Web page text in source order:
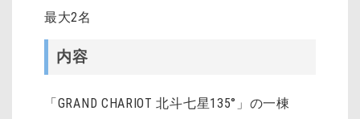
最大2名
内容
「GRAND CHARIOT 北斗七星135°」の一棟